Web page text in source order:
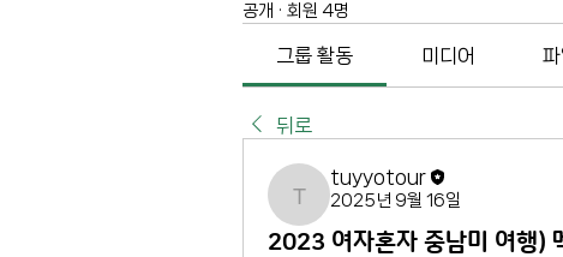
공개 · 회원 4명
그룹 활동 미디어 파
뒤로
tuyyotour
tuyyotour
2025년 9월 16일
2023 여자혼자 중남미 여행)